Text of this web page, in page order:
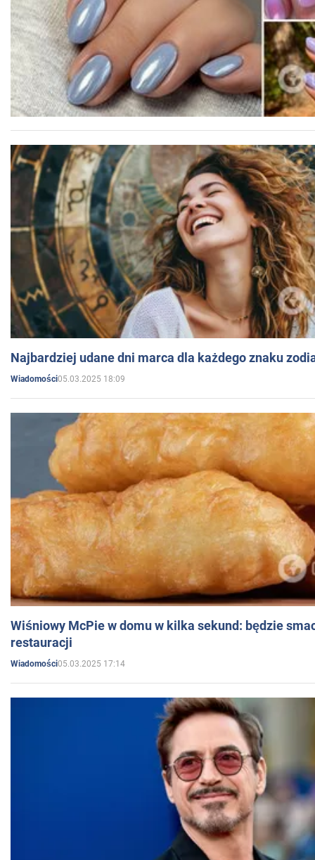
Najbardziej udane dni marca dla każdego znaku
Wiadomości05.03.2025 18:09
Wiśniowy McPie w domu w kilka sekund: będzie
restauracji
Wiadomości05.03.2025 17:14